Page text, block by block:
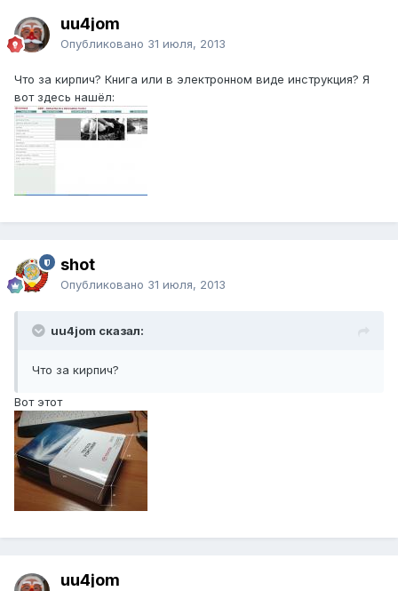
uu4jom
Опубликовано 31 июля, 2013
Что за кирпич? Книга или в электронном виде инструкция? Я
вот здесь нашёл:
shot
Опубликовано 31 июля, 2013
uu4jom сказал:
Что за кирпич?
Вот этот
uu4jom